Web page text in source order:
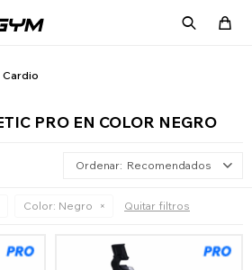
Cardio
PRO EN COLOR NEGRO
Recomendados
Color: Negro Quitar filtros